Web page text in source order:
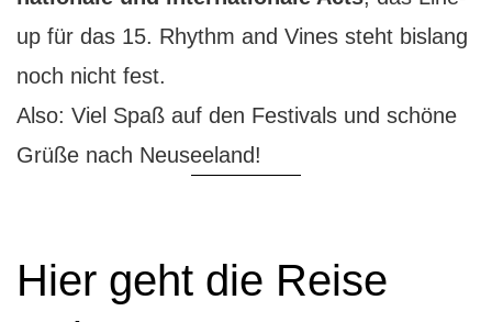
up für das 15. Rhythm and Vines steht bislang
noch nicht fest.
Also: Viel Spaß auf den Festivals und schöne
Grüße nach Neuseeland!
Hier geht die Reise